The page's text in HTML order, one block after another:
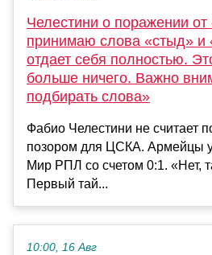
Челестини о поражении
принимаю слова «стыд» и
отдает себя полностью.
больше ничего. Важно
подбирать слова»
Фабио Челестини не считает
позором для ЦСКА. Армейцы
Мир РПЛ со счетом 0:1. «Нет,
Первый тай...
10:00, 16 Авг